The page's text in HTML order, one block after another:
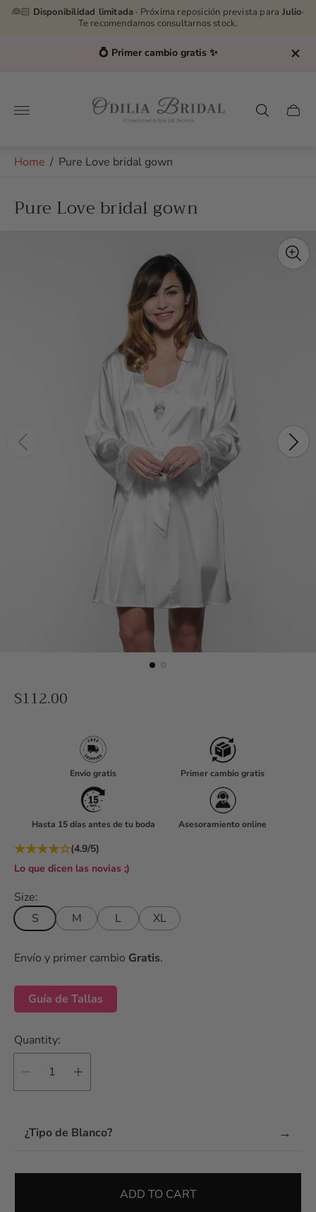
👰🏻 Disponibilidad limitada · Próxima reposición prevista para Julio·
Te recomendamos consultarnos stock.
💍 Primer cambio gratis ✨
Store
logo"
Cart
Home / Pure Love bridal gown
Pure Love bridal gown
R
r
i
c
e
$112.00
Envío gratis Primer cambio gratis
Hasta 15 días antes de tu boda Asesoramiento online
★★★★☆(4.9/5)
Lo que dicen las novias ;)
Size:
S
M L XL
Envío y primer cambio Gratis.
Guía de Tallas
Quantity:
¿Tipo de Blanco? →
ADD TO CART